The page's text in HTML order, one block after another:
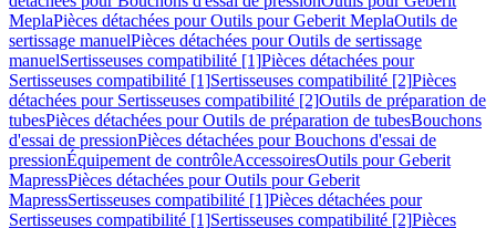
MeplaPièces détachées pour Outils pour Geberit MeplaOutils de
sertissage manuelPièces détachées pour Outils de sertissage
manuelSertisseuses compatibilité [1]Pièces détachées pour
Sertisseuses compatibilité [1]Sertisseuses compatibilité [2]Pièces
détachées pour Sertisseuses compatibilité [2]Outils de préparation de
tubesPièces détachées pour Outils de préparation de tubesBouchons
d'essai de pressionPièces détachées pour Bouchons d'essai de
pressionÉquipement de contrôleAccessoiresOutils pour Geberit
MapressPièces détachées pour Outils pour Geberit
MapressSertisseuses compatibilité [1]Pièces détachées pour
Sertisseuses compatibilité [1]Sertisseuses compatibilité [2]Pièces